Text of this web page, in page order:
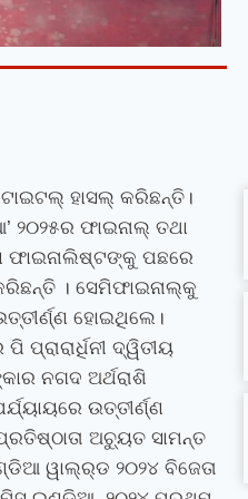
ହାସଲ୍ କରିଛନ୍ତି।
ଫାଇନାଲ୍ ତଥା
ଫାଇନାଲିଷ୍ଟଙ୍କୁ ପଛରେ
। ସେମିଫାଇନାଲ୍‌କୁ
ହୋଇଥିଲେ।
ପ୍ରାରାର୍ଧିନୀ ଦ୍ୱିତୀୟ
ନଗଦ ଅର୍ଥରାଶି
ଉତ୍ତୀର୍ଣ୍ଣ
ଅଚ୍ୟୁତ ସାମନ୍ତ
ୱାଲ୍‍ର୍ଡ ୨୦୨୪ ବିଜେତା